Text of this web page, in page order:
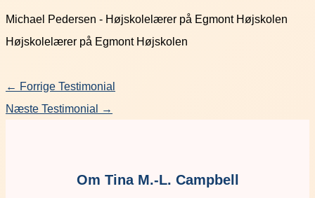
Michael Pedersen - Højskolelærer på Egmont Højskolen
Højskolelærer på Egmont Højskolen
← Forrige Testimonial
Næste Testimonial →
Om Tina M.-L. Campbell